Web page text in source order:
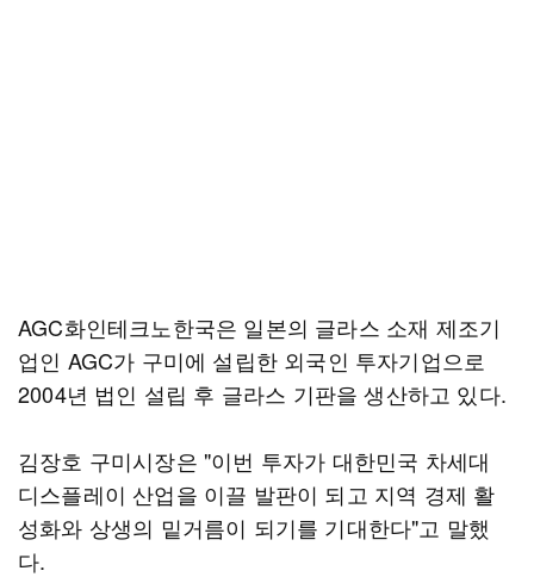
AGC화인테크노한국은 일본의 글라스 소재 제조기
업인 AGC가 구미에 설립한 외국인 투자기업으로
2004년 법인 설립 후 글라스 기판을 생산하고 있다.
김장호 구미시장은 "이번 투자가 대한민국 차세대
디스플레이 산업을 이끌 발판이 되고 지역 경제 활
성화와 상생의 밑거름이 되기를 기대한다"고 말했
다.